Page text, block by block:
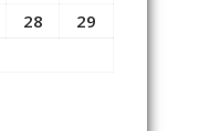
28
29